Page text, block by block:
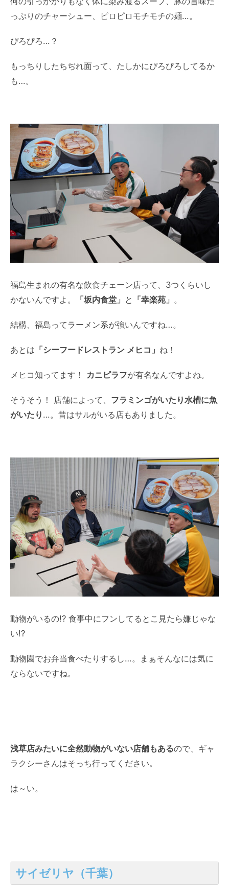
っぷりのチャーシュー、ピロピロモチモチの麺…。
ぴろぴろ…？
もっちりしたちぢれ面って、たしかにぴろぴろしてるか
も…。
福島生まれの有名な飲食チェーン店って、3つくらいし
かないんですよ。
「坂内食堂」 と 「幸楽苑」 。
結構、福島ってラーメン系が強いんですね…。
あとは 「シーフードレストラン メヒコ」 ね！
メヒコ知ってます！ カニピラフが有名なんですよね。
そうそう！ 店舗によって、 フラミンゴがいたり水槽に魚
がいたり …。昔はサルがいる店もありました。
動物がいるの!? 食事中にフンしてるとこ見たら嫌じゃな
い!?
動物園でお弁当食べたりするし…。まぁそんなには気に
ならないですね。
浅草店みたいに全然動物がいない店舗もあるので、ギャ
ラクシーさんはそっち行ってください。
は～い。
サイゼリヤ（千葉）